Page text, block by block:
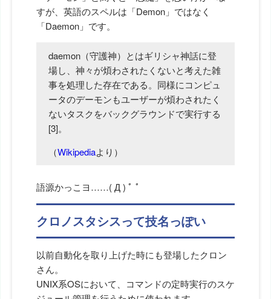
すが、英語のスペルは「Demon」ではなく
「Daemon」です。
daemon（守護神）とはギリシャ神話に登
場し、神々が煩わされたくないと考えた雑
事を処理した存在である。同様にコンピュ
ータのデーモンもユーザーが煩わされたく
ないタスクをバックグラウンドで実行する
[3]。
（Wikipediaより）
語源かっこヨ……( Д ) ﾟ ﾟ
クロノスタシスって技名っぽい
以前自動化を取り上げた時にも登場したクロン
さん。
UNIX系OSにおいて、コマンドの定時実行のスケ